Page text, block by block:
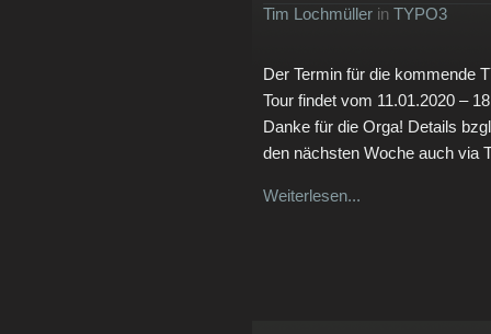
Tim Lochmüller in TYPO3
Der Termin für die kommende
Tour findet vom 11.01.2020 –
Danke für die Orga! Details
den nächsten Woche auch via
Weiterlesen...